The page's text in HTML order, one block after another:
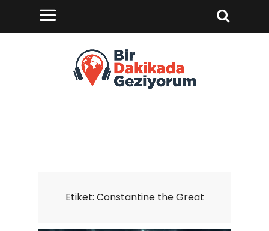
Etiket: Constantine the Great